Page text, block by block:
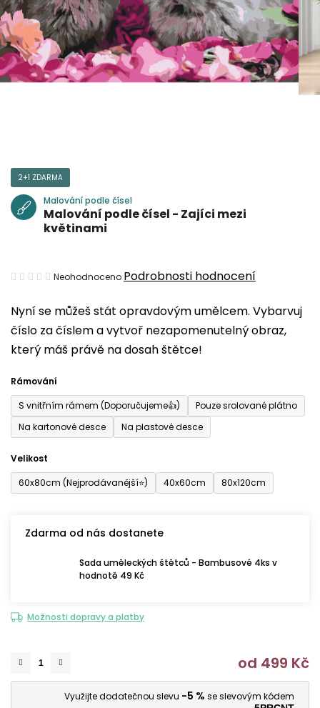
Nyní se můžeš stát opravdovým umělcem. Vybarvuj
číslo za číslem a vytvoř nezapomenutelný obraz,
který máš právě na dosah štětce!
Rámování
S vnitřním rámem (Doporučujeme👍)
Pouze srolované plátno
Na kartonové desce
Na plastové desce
Velikost
60x80cm (Nejprodávanější⭐)
40x60cm 80x120cm
Zdarma od nás dostanete
Sada uměleckých štětců - Bambusové 4ks v
hodnotě 49 Kč
Možnosti dopravy a platby
od 499 Kč
Využijte dodatečnou slevu -5 % se slevovým kódem
2+1 ZDARMA
Malování podle čísel
Malování podle čísel - Zajíci mezi
květinami
Průměrné
produktu
je
0,0
5
hvězdiček.
Neohodnoceno Podrobnosti hodnocení